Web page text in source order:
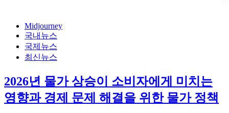
Midjourney
국내뉴스
국제뉴스
최신뉴스
2026년 물가 상승이 소비자에게 미치는
영향과 경제 문제 해결을 위한 물가 정책